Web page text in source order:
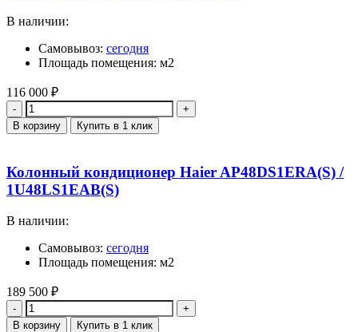
В наличии:
Самовывоз: сегодня
Площадь помещения: м2
116 000 ₽
Количество
В корзину Купить в 1 клик
Колонный кондиционер Haier AP48DS1ERA(S) /
1U48LS1EAB(S)
В наличии:
Самовывоз: сегодня
Площадь помещения: м2
189 500 ₽
Количество
В корзину Купить в 1 клик